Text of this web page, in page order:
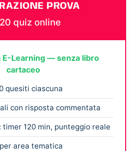
PROVA
quiz online
Learning — senza libro
cartaceo
quesiti ciascuna
con risposta commentata
120 min, punteggio reale
area tematica